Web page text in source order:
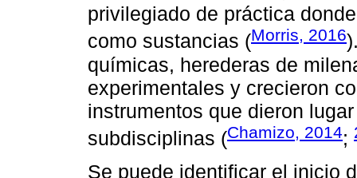
privilegiado de práctica
como sustancias (Morris, 2016
químicas, herederas de
experimentales y crecieron
instrumentos que dieron
subdisciplinas (Chamizo, 2014;
Se puede identificar el inicio